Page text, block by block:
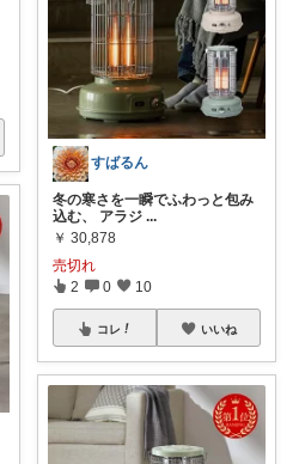
すばるん
冬の寒さを一瞬でふわっと包み
込む、 アラジ ...
￥ 30,878
売切れ
2 0 10
コレ いいね